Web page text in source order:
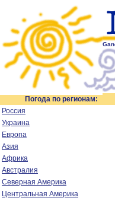
Погода по регионам:
Россия
Украина
Европа
Азия
Африка
Австралия
Северная Америка
Центральная Америка